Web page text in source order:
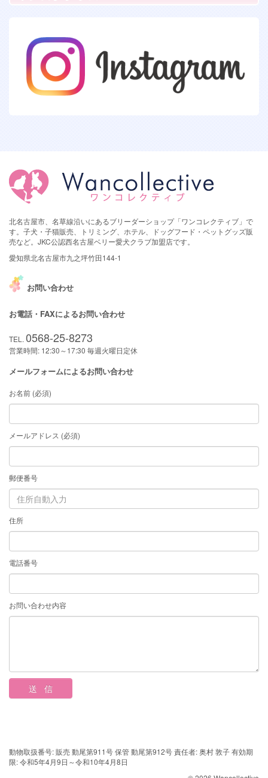
北名古屋市、名草線沿いにあるブリーダーショップ「ワンコレクティブ」で
す。子犬・子猫販売、トリミング、ホテル、ドッグフード・ペットグッズ販
売など。JKC公認西名古屋ベリー愛犬クラブ加盟店です。
愛知県北名古屋市九之坪竹田144-1
お問い合わせ
お電話・FAXによるお問い合わせ
TEL.0568-25-8273
営業時間: 12:30～17:30 毎週火曜日定休
メールフォームによるお問い合わせ
お名前 (必須)
メールアドレス (必須)
郵便番号
住所
電話番号
お問い合わせ内容
動物取扱番号: 販売 動尾第911号 保管 動尾第912号 責任者: 奥村 敦子 有効期
限: 令和5年4月9日～令和10年4月8日